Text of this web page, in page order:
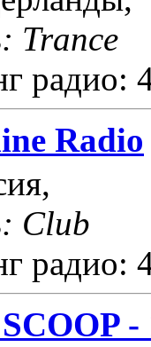
Trance
радио:
Radio
Club
радио:
-